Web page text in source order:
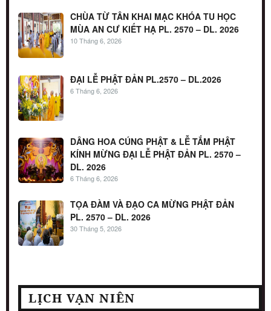
CHÙA TỪ TÂN KHAI MẠC KHÓA TU HỌC
MÙA AN CƯ KIẾT HẠ PL. 2570 – DL. 2026
10 Tháng 6, 2026
ĐẠI LỄ PHẬT ĐẢN PL.2570 – DL.2026
6 Tháng 6, 2026
DÂNG HOA CÚNG PHẬT & LỄ TẮM PHẬT
KÍNH MỪNG ĐẠI LỄ PHẬT ĐẢN PL. 2570 –
DL. 2026
6 Tháng 6, 2026
TỌA ĐÀM VÀ ĐẠO CA MỪNG PHẬT ĐẢN
PL. 2570 – DL. 2026
30 Tháng 5, 2026
LỊCH VẠN NIÊN